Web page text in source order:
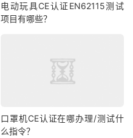
电动玩具CE认证EN62115测试
项目有哪些？
口罩机CE认证在哪办理/测试什
么指令？